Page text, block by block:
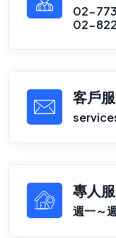
02-
02-
客戶
專人
週一～